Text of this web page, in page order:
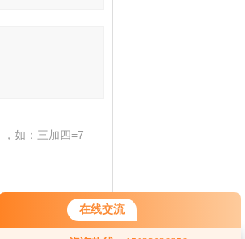
在线交流
您好！欢迎前来咨询，很高兴为您
如：三加四=7